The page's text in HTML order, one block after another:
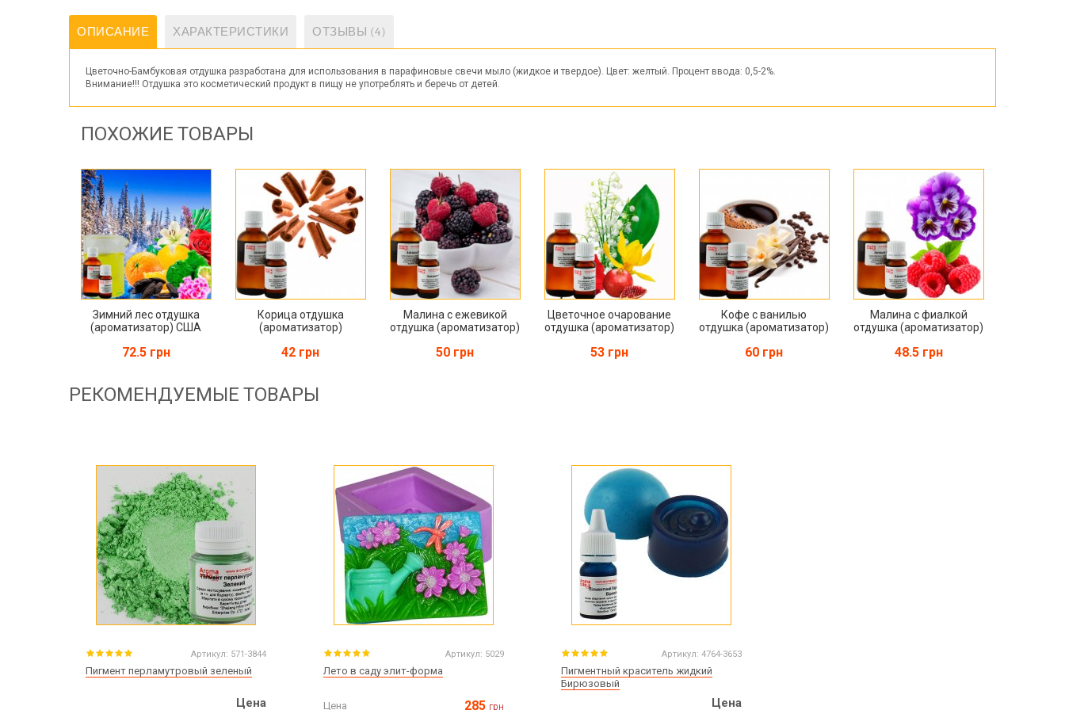
ОПИСАНИЕ ХАРАКТЕРИСТИКИ ОТЗЫВЫ (4)
Цветочно-Бамбуковая отдушка разработана для использования в парафиновые свечи мыло (жидкое и твердое). Цвет: желтый. Процент ввода: 0,5-2%.
Внимание!!! Отдушка это косметический продукт в пищу не употреблять и беречь от детей.
ПОХОЖИЕ ТОВАРЫ
Зимний лес отдушка
(ароматизатор) США
72.5 грн
Корица отдушка
(ароматизатор)
42 грн
Малина с ежевикой
отдушка (ароматизатор)
50 грн
Цветочное очарование
отдушка (ароматизатор)
53 грн
Кофе с ванилью
отдушка (ароматизатор)
60 грн
Малина с фиалкой
отдушка (ароматизатор)
48.5 грн
РЕКОМЕНДУЕМЫЕ ТОВАРЫ
Артикул: 571-3844
Пигмент перламутровый зеленый
Цена
Артикул: 5029
Лето в саду элит-форма
Цена 285 грн
Артикул: 4764-3653
Пигментный краситель жидкий
Бирюзовый
Цена